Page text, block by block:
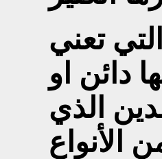
تعني
دائن او
الذي
الأنواع